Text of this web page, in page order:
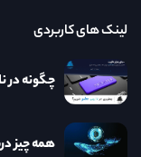
لینک های کاربردی
چگونه در
همه چیز